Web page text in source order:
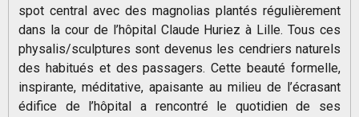
spot central avec des magnolias plantés régulièrement
dans la cour de l’hôpital Claude Huriez à Lille. Tous ces
physalis/sculptures sont devenus les cendriers naturels
des habitués et des passagers. Cette beauté formelle,
inspirante, méditative, apaisante au milieu de l’écrasant
édifice de l’hôpital a rencontré le quotidien de ses